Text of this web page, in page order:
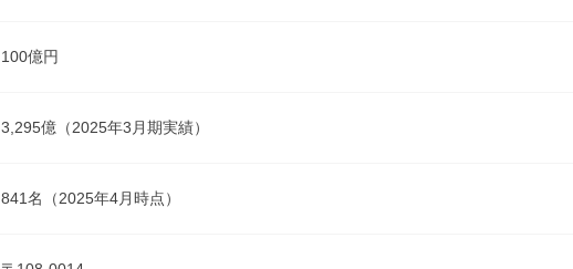
100億円
3,295億（2025年3月期実績）
841名（2025年4月時点）